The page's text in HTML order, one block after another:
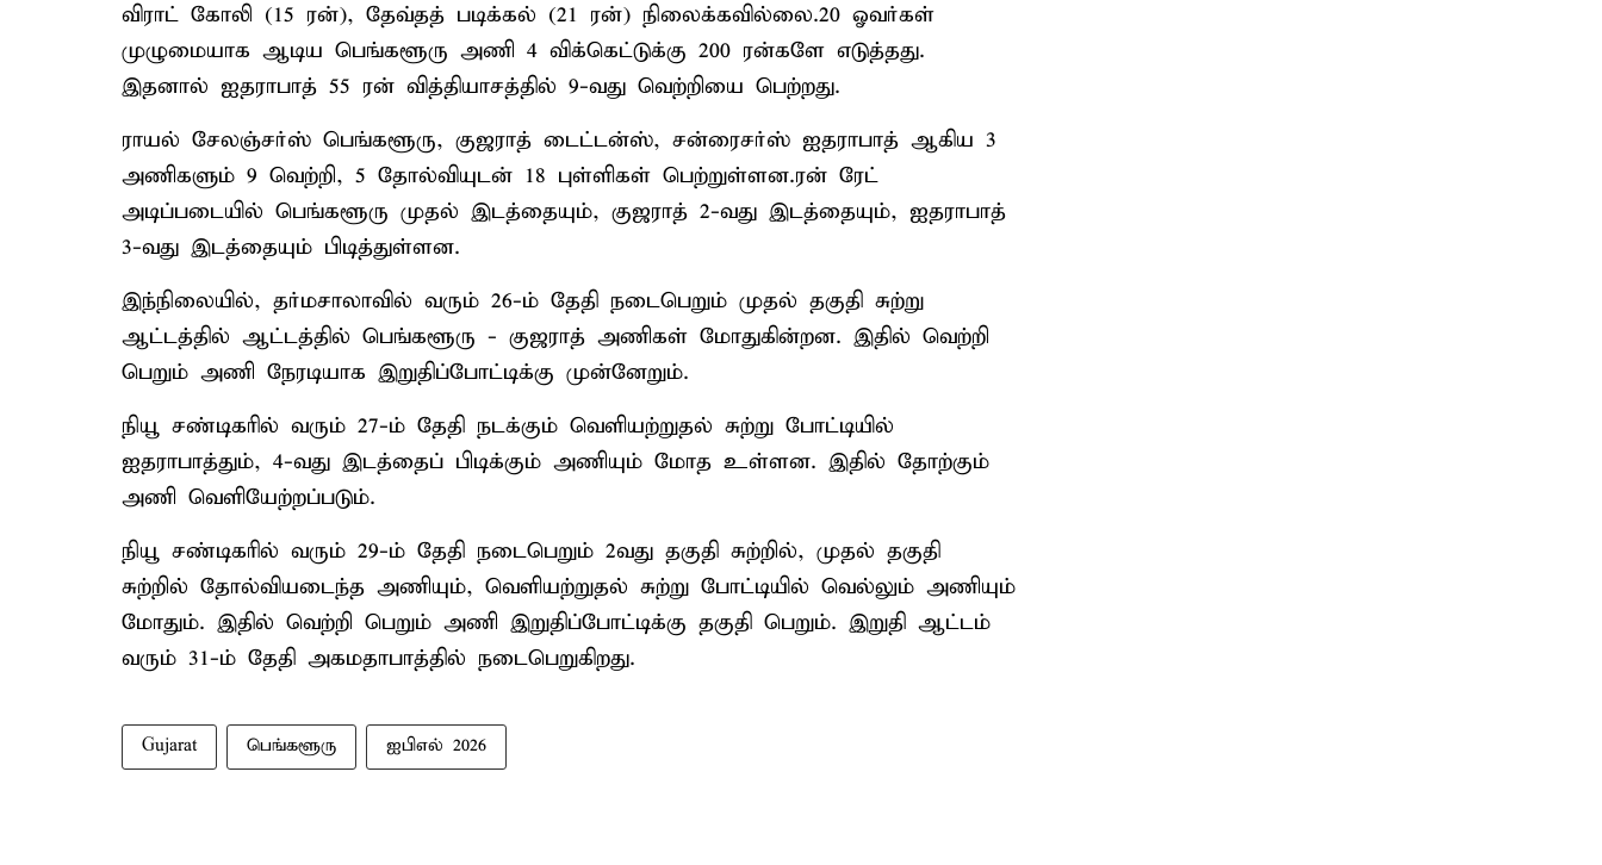
விராட் கோலி (15 ரன்), தேவ்தத் படிக்கல் (21 ரன்) நிலைக்கவில்லை.20 ஓவர்கள்
முழுமையாக ஆடிய பெங்களூரு அணி 4 விக்கெட்டுக்கு 200 ரன்களே எடுத்தது.
இதனால் ஐதராபாத் 55 ரன் வித்தியாசத்தில் 9-வது வெற்றியை பெற்றது.
ராயல் சேலஞ்சர்ஸ் பெங்களூரு, குஜராத் டைட்டன்ஸ், சன்ரைசர்ஸ் ஐதராபாத் ஆகிய 3
அணிகளும் 9 வெற்றி, 5 தோல்வியுடன் 18 புள்ளிகள் பெற்றுள்ளன.ரன் ரேட்
அடிப்படையில் பெங்களூரு முதல் இடத்தையும், குஜராத் 2-வது இடத்தையும், ஐதராபாத்
3-வது இடத்தையும் பிடித்துள்ளன.
இந்நிலையில், தர்மசாலாவில் வரும் 26-ம் தேதி நடைபெறும் முதல் தகுதி சுற்று
ஆட்டத்தில் ஆட்டத்தில் பெங்களூரு - குஜராத் அணிகள் மோதுகின்றன. இதில் வெற்றி
பெறும் அணி நேரடியாக இறுதிப்போட்டிக்கு முன்னேறும்.
நியூ சண்டிகரில் வரும் 27-ம் தேதி நடக்கும் வெளியற்றுதல் சுற்று போட்டியில்
ஐதராபாத்தும், 4-வது இடத்தைப் பிடிக்கும் அணியும் மோத உள்ளன. இதில் தோற்கும்
அணி வெளியேற்றப்படும்.
நியூ சண்டிகரில் வரும் 29-ம் தேதி நடைபெறும் 2வது தகுதி சுற்றில், முதல் தகுதி
சுற்றில் தோல்வியடைந்த அணியும், வெளியற்றுதல் சுற்று போட்டியில் வெல்லும் அணியும்
மோதும். இதில் வெற்றி பெறும் அணி இறுதிப்போட்டிக்கு தகுதி பெறும். இறுதி ஆட்டம்
வரும் 31-ம் தேதி அகமதாபாத்தில் நடைபெறுகிறது.
Gujarat பெங்களூரு ஐபிஎல் 2026